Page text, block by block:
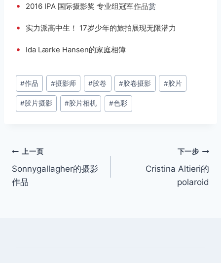
• 2016 IPA 国际摄影奖 专业组冠军作品赏
• 实力派高中生！ 17岁少年的旅拍展现无限潜力
• Ida Lærke Hansen的家庭相簿
文
章
标
#作品 #摄影师 #胶卷 #胶卷摄影 #胶片
#胶片摄影 #胶片相机 #色彩
文
章
上一页
Sonnygallagher的摄影
作品
下一步
Cristina Altieri的
polaroid